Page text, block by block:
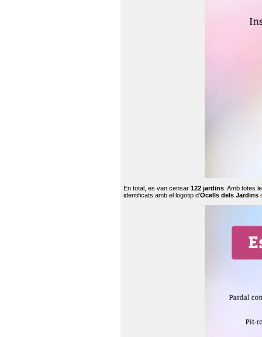
En total, es van censar 122 jardins . Amb totes
identificats amb el logotip d’Ocells dels Jardins